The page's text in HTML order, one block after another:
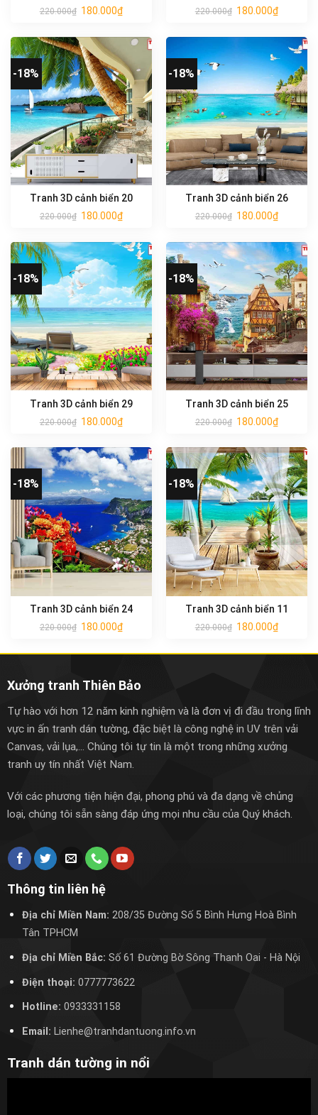
220.000₫ 180.000₫ 220.000₫ 180.000₫
-18%
Tranh 3D cảnh biển 20
220.000₫ 180.000₫
-18%
Tranh 3D cảnh biển 26
220.000₫ 180.000₫
-18%
Tranh 3D cảnh biển 29
220.000₫ 180.000₫
-18%
Tranh 3D cảnh biển 25
220.000₫ 180.000₫
-18%
Tranh 3D cảnh biển 24
220.000₫ 180.000₫
-18%
Tranh 3D cảnh biển 11
220.000₫ 180.000₫
Xưởng tranh Thiên Bảo
Tự hào với hơn 12 năm kinh nghiệm và là đơn vị đi đầu trong lĩnh
vực in ấn tranh dán tường, đặc biệt là công nghệ in UV trên vải
Canvas, vải lụa,... Chúng tôi tự tin là một trong những xưởng
tranh uy tín nhất Việt Nam.
Với các phương tiện hiện đại, phong phú và đa dạng về chủng
loại, chúng tôi sẵn sàng đáp ứng mọi nhu cầu của Quý khách.
Thông tin liên hệ
Địa chỉ Miền Nam: 208/35 Đường Số 5 Bình Hưng Hoà Bình
Tân TPHCM
Địa chỉ Miền Bắc: Số 61 Đường Bờ Sông Thanh Oai - Hà Nội
Điện thoại: 0777773622
Hotline: 0933331158
Email: Lienhe@tranhdantuong.info.vn
Tranh dán tường in nổi